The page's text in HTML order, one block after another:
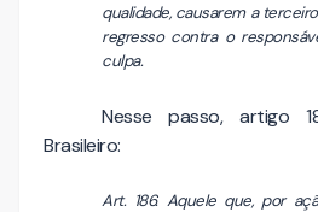
qualidade, causarem a
regresso contra o
culpa.
Nesse passo, artigo
Brasileiro:
Art. 186. Aquele que, por